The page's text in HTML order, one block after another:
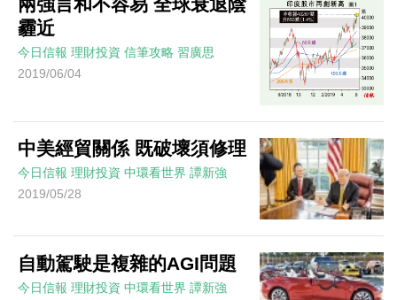
兩強言和不容易 全球衰退陰
霾近
今日信報 理財投資 信筆攻略 習廣思
2019/06/04
中美經貿關係 既破壞須修理
今日信報 理財投資 中環看世界 譚新強
2019/05/28
自動駕駛是複雜的AGI問題
今日信報 理財投資 中環看世界 譚新強